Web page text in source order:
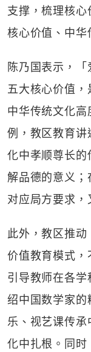
支撑，梳理核
核心价值、中华
陈乃国表示，「
五大核心价值
中华传统文化
例，教区教育
化中孝顺尊长
解品德的意义
对应局方要求，
此外，教区推
价值教育模式
引导教师在各
绍中国数学家
乐、视艺课传
化中扎根。同